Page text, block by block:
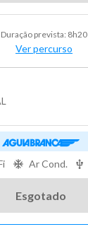
Duração prevista: 8h20
Ver percurso
Esgotado
Ar Cond.